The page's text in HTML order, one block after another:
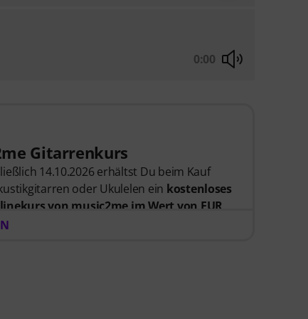
0:00
Gitarrenkurs
14.10.2026 erhältst Du beim Kauf
oder Ukulelen ein kostenloses
von music2me im Wert von EUR
bekommst du den Freischaltcode